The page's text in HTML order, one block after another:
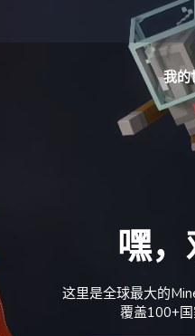
我的
嘿
这里是全球最大的
覆盖100+